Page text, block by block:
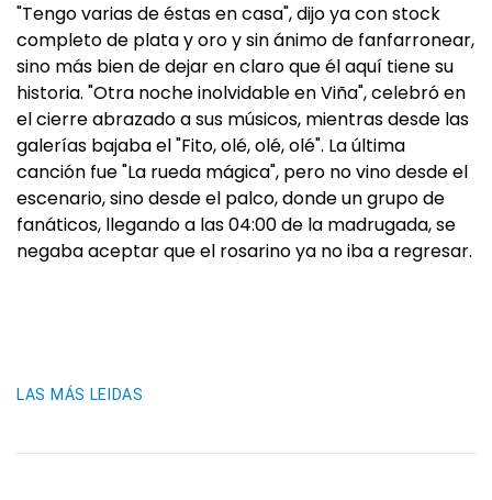
"Tengo varias de éstas en casa", dijo ya con stock
completo de plata y oro y sin ánimo de fanfarronear,
sino más bien de dejar en claro que él aquí tiene su
historia. "Otra noche inolvidable en Viña", celebró en
el cierre abrazado a sus músicos, mientras desde las
galerías bajaba el "Fito, olé, olé, olé". La última
canción fue "La rueda mágica", pero no vino desde el
escenario, sino desde el palco, donde un grupo de
fanáticos, llegando a las 04:00 de la madrugada, se
negaba aceptar que el rosarino ya no iba a regresar.
LAS MÁS LEIDAS